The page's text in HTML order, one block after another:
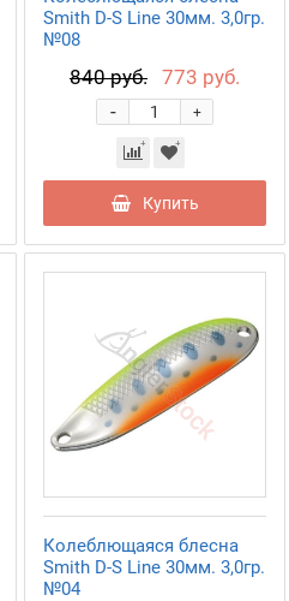
Smith D-S Line 30мм. 3,0гр.
№08
840 руб. 773 руб.
+
-
Купить
Колеблющаяся блесна
Smith D-S Line 30мм. 3,0гр.
№04